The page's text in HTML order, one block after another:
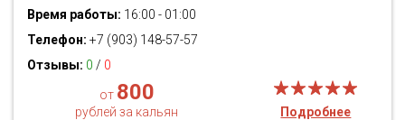
Время работы: 16:00 - 01:00
Телефон: +7 (903) 148-57-57
Отзывы: 0 / 0
от 800
рублей за кальян Подробнее